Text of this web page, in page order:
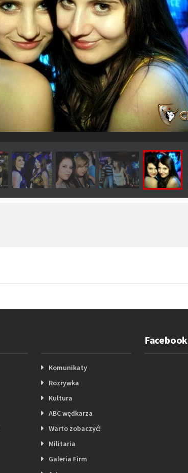
Komunikaty
Rozrywka
Kultura
ABC wędkarza
Warto zobaczyć!
Militaria
Galeria Firm
Facebook